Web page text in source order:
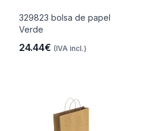
329823 bolsa de papel
Verde
24.44€ (IVA incl.)